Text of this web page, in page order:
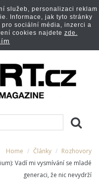
Home Články
Rozhovory
Vadí mi vysmívání se mladé
generaci, že nic nevydrží
služeb, personalizaci reklam
Informace, jak tyto stránky
sociální média, inzerci a
cookies najdete zde.